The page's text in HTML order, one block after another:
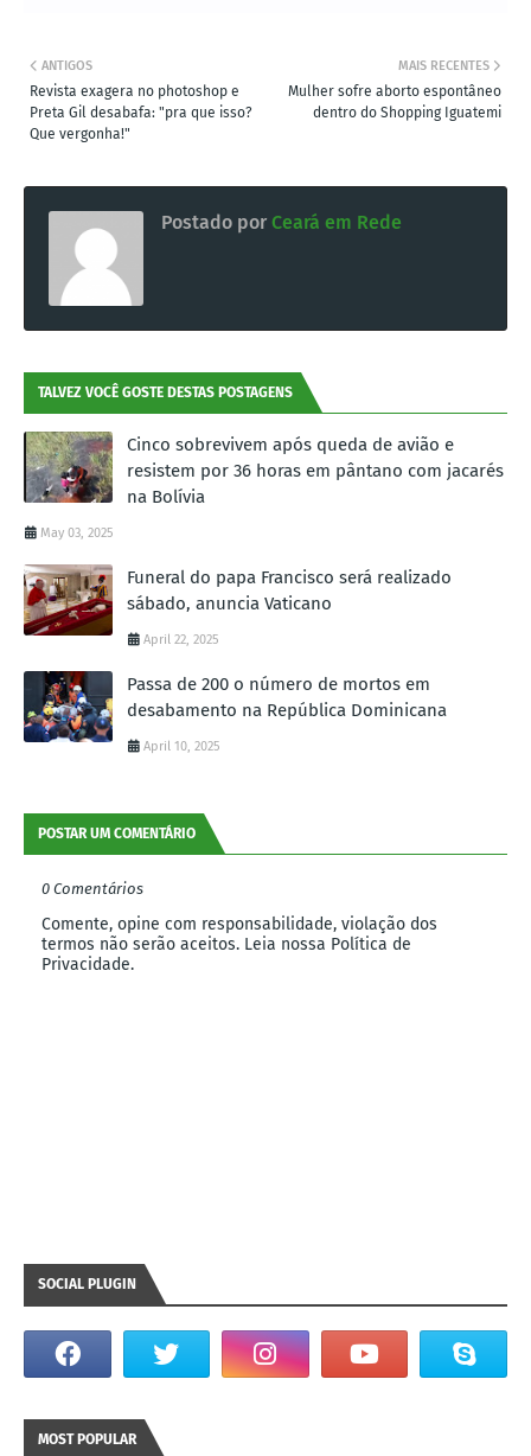
MAIS RECENTES
Mulher sofre aborto espontâneo
dentro do Shopping Iguatemi
ANTIGOS
Revista exagera no photoshop e
Preta Gil desabafa: "pra que isso?
Que vergonha!"
Postado por Ceará em Rede
TALVEZ VOCÊ GOSTE DESTAS POSTAGENS
Cinco sobrevivem após queda de avião e
resistem por 36 horas em pântano com jacarés
na Bolívia
May 03, 2025
Funeral do papa Francisco será realizado
sábado, anuncia Vaticano
April 22, 2025
Passa de 200 o número de mortos em
desabamento na República Dominicana
April 10, 2025
POSTAR UM COMENTÁRIO
0 Comentários
Comente, opine com responsabilidade, violação dos
termos não serão aceitos. Leia nossa Política de
Privacidade.
SOCIAL PLUGIN
MOST POPULAR